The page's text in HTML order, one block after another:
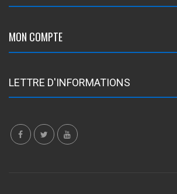
MON COMPTE
LETTRE D'INFORMATIONS